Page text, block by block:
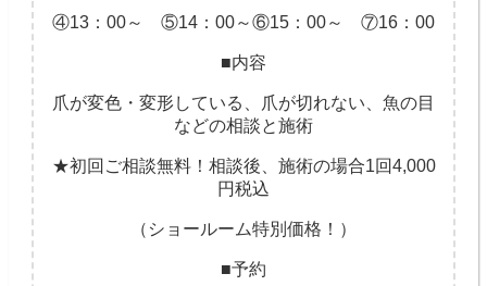
④13：00～ ⑤14：00～⑥15：00～ ⑦16：00
■内容
爪が変色・変形している、爪が切れない、魚の目
などの相談と施術
★初回ご相談無料！相談後、施術の場合1回4,000
円税込
（ショールーム特別価格！）
■予約